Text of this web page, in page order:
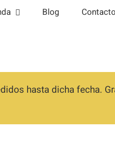
Blog Contacto
hasta dicha fecha.